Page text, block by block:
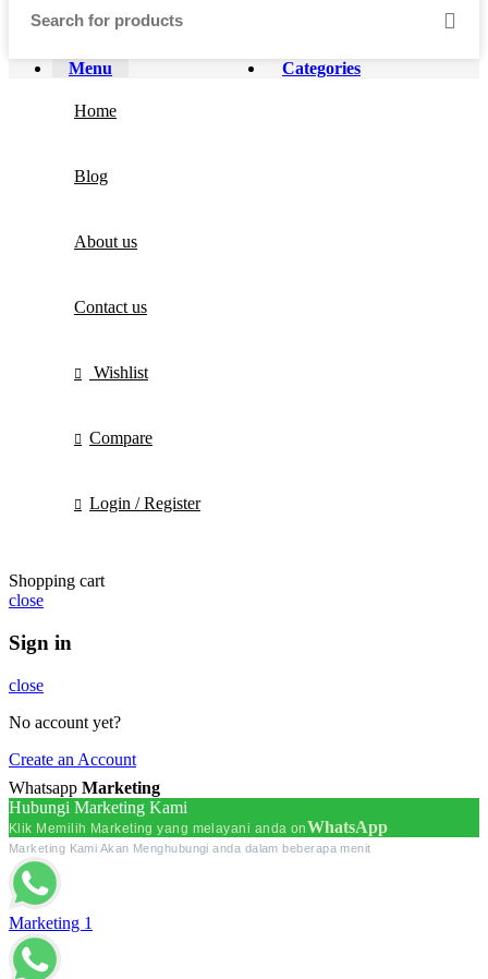
Menu Categories
Home
Blog
About us
Contact us
Wishlist
Compare
Login / Register
Shopping cart
close
Sign in
close
No account yet?
Create an Account
Whatsapp Marketing
Hubungi Marketing Kami
Klik Memilih Marketing yang melayani anda onWhatsApp
Marketing Kami Akan Menghubungi anda dalam beberapa menit
Marketing 1